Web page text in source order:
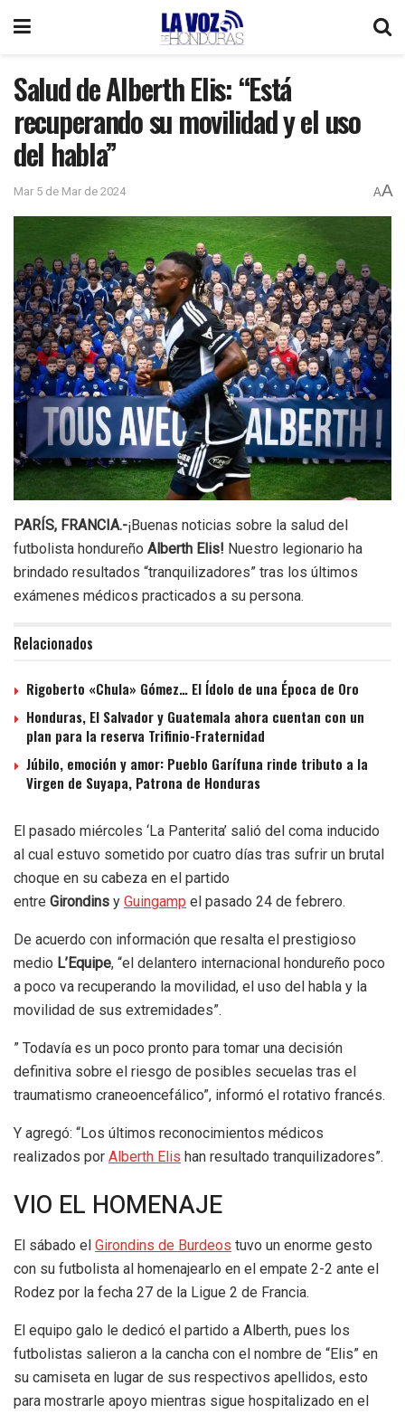
Salud de Alberth Elis: “Está
recuperando su movilidad y el uso
del habla”
Mar 5 de Mar de 2024 AA
PARÍS, FRANCIA.-¡Buenas noticias sobre la salud del
futbolista hondureño Alberth Elis! Nuestro legionario ha
brindado resultados “tranquilizadores” tras los últimos
exámenes médicos practicados a su persona.
Relacionados
Rigoberto «Chula» Gómez… El Ídolo de una Época de Oro
Honduras, El Salvador y Guatemala ahora cuentan con un
plan para la reserva Trifinio-Fraternidad
Júbilo, emoción y amor: Pueblo Garífuna rinde tributo a la
Virgen de Suyapa, Patrona de Honduras
El pasado miércoles ‘La Panterita’ salió del coma inducido
al cual estuvo sometido por cuatro días tras sufrir un brutal
choque en su cabeza en el partido
entre Girondins y Guingamp el pasado 24 de febrero.
De acuerdo con información que resalta el prestigioso
medio L’Equipe, “el delantero internacional hondureño poco
a poco va recuperando la movilidad, el uso del habla y la
movilidad de sus extremidades”.
” Todavía es un poco pronto para tomar una decisión
definitiva sobre el riesgo de posibles secuelas tras el
traumatismo craneoencefálico”, informó el rotativo francés.
Y agregó: “Los últimos reconocimientos médicos
realizados por Alberth Elis han resultado tranquilizadores”.
VIO EL HOMENAJE
El sábado el Girondins de Burdeos tuvo un enorme gesto
con su futbolista al homenajearlo en el empate 2-2 ante el
Rodez por la fecha 27 de la Ligue 2 de Francia.
El equipo galo le dedicó el partido a Alberth, pues los
futbolistas salieron a la cancha con el nombre de “Elis” en
su camiseta en lugar de sus respectivos apellidos, esto
para mostrarle apoyo mientras sigue hospitalizado en el